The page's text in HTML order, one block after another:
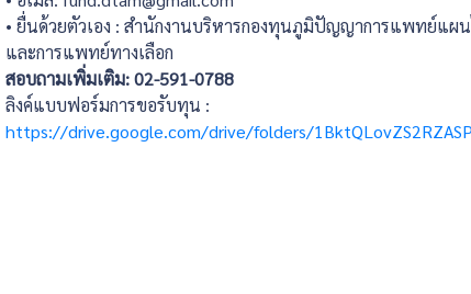
• ยื่นด้วยตัวเอง : สำนักงานบริหารกองทุนภูมิปัญญาการแพทย์แผ
และการแพทย์ทางเลือก
สอบถามเพิ่มเติม: 02-591-0788
ลิงค์แบบฟอร์มการขอรับทุน :
https://drive.google.com/drive/folders/